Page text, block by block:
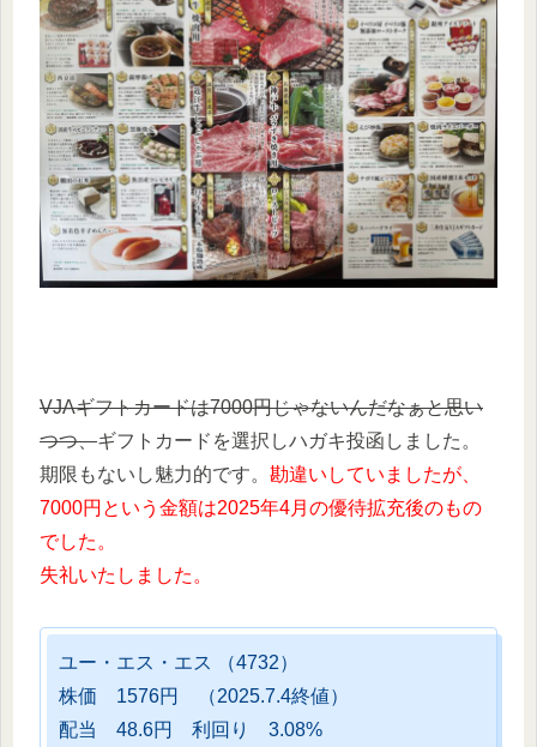
VJAギフトカードは7000円じゃないんだなぁと思い
つつ、ギフトカードを選択しハガキ投函しました。
期限もないし魅力的です。 勘違いしていましたが、
7000円という金額は2025年4月の優待拡充後のもの
でした。
失礼いたしました。
ユー・エス・エス （4732）
株価 1576円 （2025.7.4終値）
配当 48.6円 利回り 3.08%